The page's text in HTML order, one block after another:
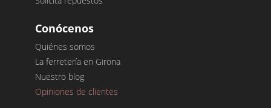
Conócenos
Quiénes somos
La ferretería en Girona
Nuestro blog
Opiniones de clientes